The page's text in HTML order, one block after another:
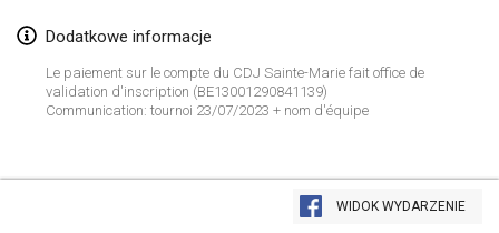
Lista widoku
Dodatkowe informacje
Le paiement sur le compte du CDJ Sainte-Marie fait office de
validation d'inscription (BE13001290841139)
Communication: tournoi 23/07/2023 + nom d'équipe
WIDOK WYDARZENIE
11 lut 2023|Finlandia
Indoor de la CASAS
18 lut 2023 |Francja